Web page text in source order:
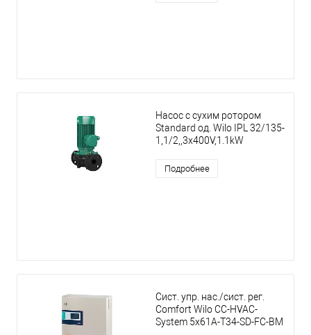
Насос с сухим ротором
Standard од. Wilo IPL 32/135-
1,1/2,,3x400V,1.1kW
Подробнее
Сист. упр. нас./сист. рег.
Comfort Wilo CC-HVAC-
System 5x61A-T34-SD-FC-BM